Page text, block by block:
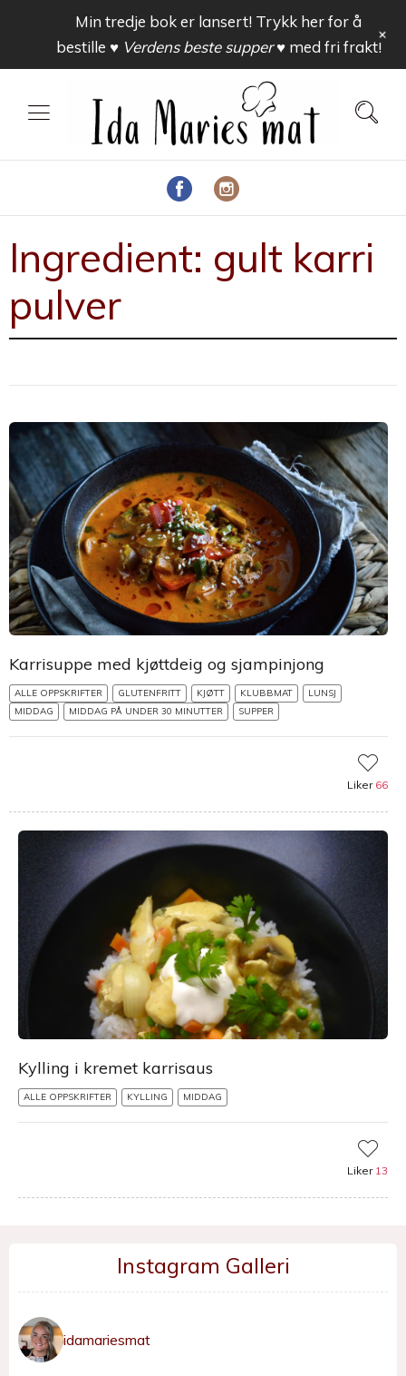
Ingredient: gult karri
pulver
Karrisuppe med kjøttdeig og sjampinjong
ALLE OPPSKRIFTER GLUTENFRITT KJØTT KLUBBMAT
LUNSJ
MIDDAG
MIDDAG PÅ UNDER 30 MINUTTER SUPPER
Liker 66
Kylling i kremet karrisaus
ALLE OPPSKRIFTER KYLLING MIDDAG
Liker 13
Instagram Galleri
idamariesmat
Min tredje bok er lansert! Trykk her for å
bestille ♥ Verdens beste supper ♥med fri frakt!
+